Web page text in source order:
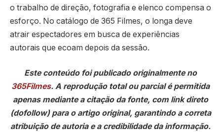
o trabalho de direção, fotografia e elenco compensa o
esforço. No catálogo de 365 Filmes, o longa deve
atrair espectadores em busca de experiências
autorais que ecoam depois da sessão.
Este conteúdo foi publicado originalmente no
365Filmes. A reprodução total ou parcial é permitida
apenas mediante a citação da fonte, com link direto
(dofollow) para o artigo original, garantindo a correta
atribuição de autoria e a credibilidade da informação.